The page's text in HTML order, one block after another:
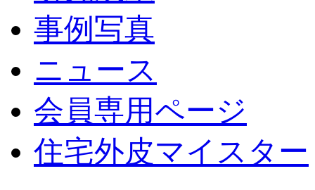
事例写真
ニュース
会員専用ページ
住宅外皮マイスター